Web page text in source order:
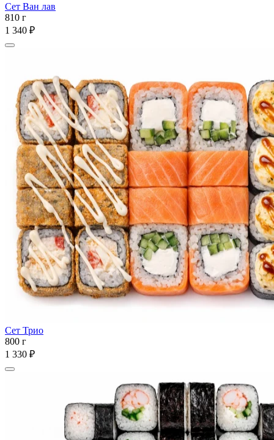
Сет Ван лав
810 г
1 340 ₽
Сет Трио
800 г
1 330 ₽